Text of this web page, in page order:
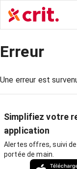
Erreur
Une erreur est
Simplifiez votre
application
Alertes offres, suivi
portée de main.